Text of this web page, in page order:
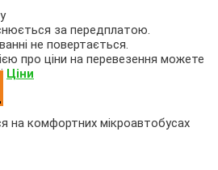
за передплатою.
не повертається.
про ціни на перевезення можете
Ціни
на комфортних мікроавтобусах